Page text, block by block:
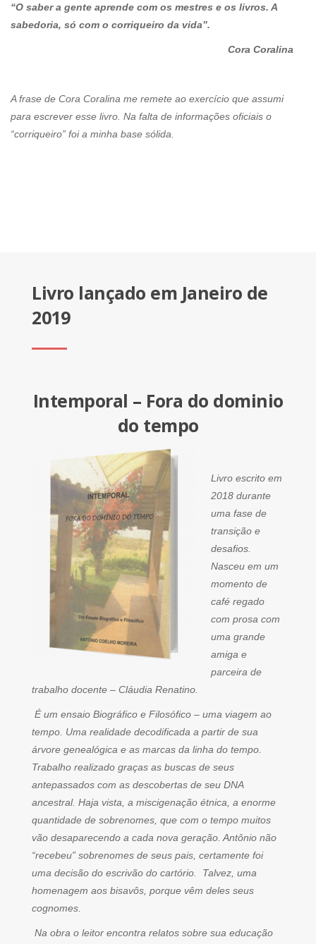
“O saber a gente aprende com os mestres e os livros. A
sabedoria, só com o corriqueiro da vida”.
Cora Coralina
A frase de Cora Coralina me remete ao exercício que assumi
para escrever esse livro. Na falta de informações oficiais o
“corriqueiro” foi a minha base sólida.
Livro lançado em Janeiro de
2019
Intemporal – Fora do dominio
do tempo
Livro escrito em
2018 durante
uma fase de
transição e
desafios.
Nasceu em um
momento de
café regado
com prosa com
uma grande
amiga e
parceira de
trabalho docente – Cláudia Renatino.
É um ensaio Biográfico e Filosófico – uma viagem ao
tempo. Uma realidade decodificada a partir de sua
árvore genealógica e as marcas da linha do tempo.
Trabalho realizado graças as buscas de seus
antepassados com as descobertas de seu DNA
ancestral. Haja vista, a miscigenação étnica, a enorme
quantidade de sobrenomes, que com o tempo muitos
vão desaparecendo a cada nova geração. Antônio não
“recebeu” sobrenomes de seus pais, certamente foi
uma decisão do escrivão do cartório. Talvez, uma
homenagem aos bisavôs, porque vêm deles seus
cognomes.
Na obra o leitor encontra relatos sobre sua educação